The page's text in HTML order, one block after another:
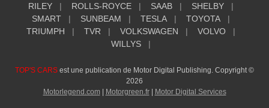
RILEY
ROLLS-ROYCE SAAB
SHELBY
SMART
SUNBEAM TESLA
TOYOTA
TRIUMPH
TVR VOLKSWAGEN
VOLVO
WILLYS
TOP'S CARS est une publication de Motor Digital Publishing. Copyright ©
2026
Motorlegend.com| Motorgreen.fr| Motor Digital Services